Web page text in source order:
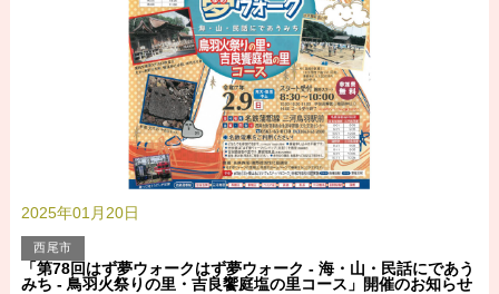
2025年01月20日
西尾市
「第78回はず夢ウォークはず夢ウォーク - 海・山・民話にであう
みち - 鳥羽火祭りの里・吉良饗庭塩の里コース」開催のお知らせ